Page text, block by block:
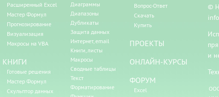
Расширенный Excel
Мастер Формул
Прогнозирование
Визуализация
Макросы на VBA
КНИГИ
Готовые решения
Мастер Формул
Скульптор данных
Диаграммы
Диапазоны
Дубликаты
Защита данных
Интернет, email
Книги, листы
Макросы
Сводные таблицы
Текст
Форматирование
Вопрос-Ответ
Скачать
Купить
ПРОЕКТЫ
ОНЛАЙН-КУРСЫ
ФОРУМ
Excel
©
и